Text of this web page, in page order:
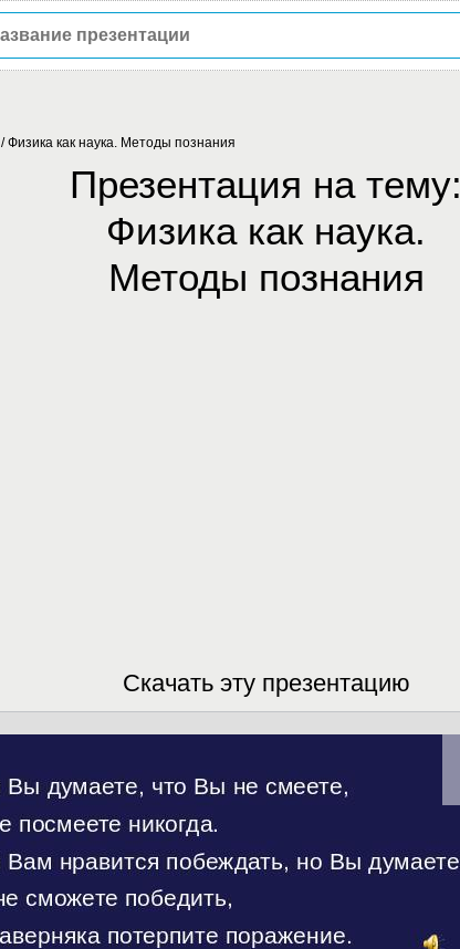
/Физика как наука. Методы познания
Презентация на тему:
Физика как наука.
Методы познания
Скачать эту презентацию